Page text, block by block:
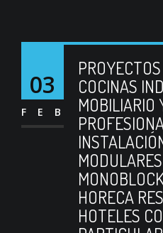
03
FEB
COCINAS
MOBILIARIO
HORECA
HOTELES